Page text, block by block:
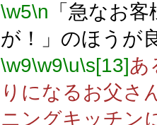
\w5\n 「急なお
が！」のほうが
\w9\w9\u\s[13]あ
りになるお父さ
ニングキッチン